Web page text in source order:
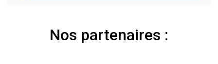
Nos partenaires :